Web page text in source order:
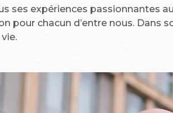
ses expériences passionnantes
pour chacun d’entre nous.